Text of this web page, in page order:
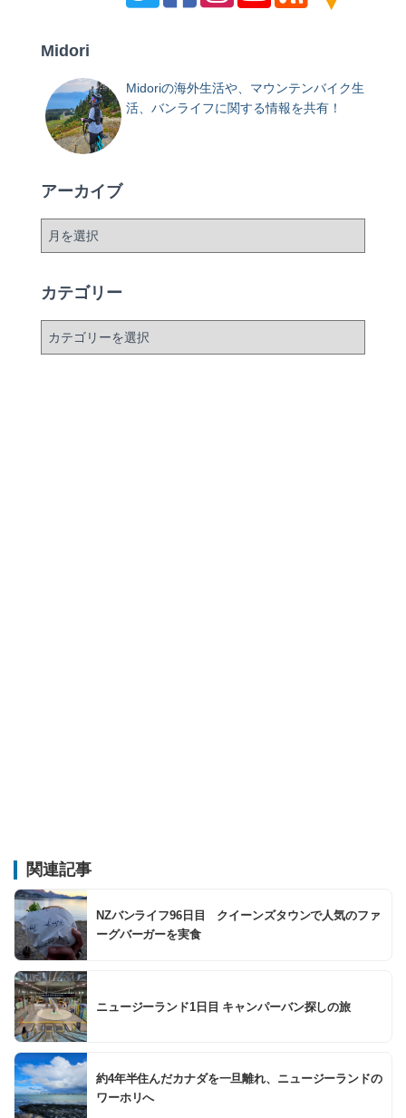
Midori
Midoriの海外生活や、マウンテンバイク生
活、バンライフに関する情報を共有！
アーカイブ
ア
イ
カテゴリー
関連記事
NZバンライフ96日目 クイーンズタウンで人気のファ
ーグバーガーを実食
ニュージーランド1日目 キャンパーバン探しの旅
約4年半住んだカナダを一旦離れ、ニュージーランドの
ワーホリへ